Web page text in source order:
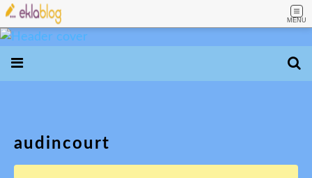
MENU
audincourt